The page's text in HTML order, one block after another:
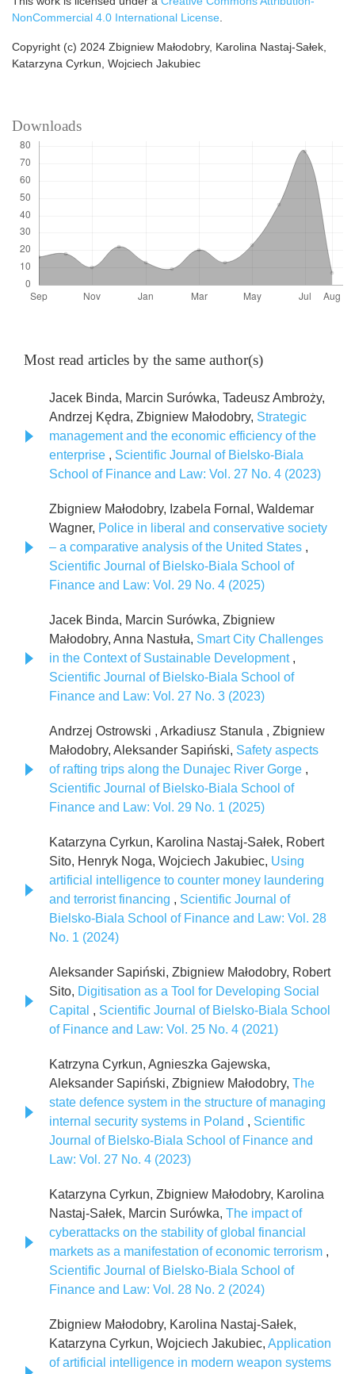
NonCommercial 4.0 International License.
Copyright (c) 2024 Zbigniew Małodobry, Karolina Nastaj-Sałek,
Katarzyna Cyrkun, Wojciech Jakubiec
Downloads
Most read articles by the same author(s)
Jacek Binda, Marcin Surówka, Tadeusz Ambroży,
Andrzej Kędra, Zbigniew Małodobry, Strategic
management and the economic efficiency of the
enterprise , Scientific Journal of Bielsko-Biala
School of Finance and Law: Vol. 27 No. 4 (2023)
Zbigniew Małodobry, Izabela Fornal, Waldemar
Wagner, Police in liberal and conservative society
– a comparative analysis of the United States ,
Scientific Journal of Bielsko-Biala School of
Finance and Law: Vol. 29 No. 4 (2025)
Jacek Binda, Marcin Surówka, Zbigniew
Małodobry, Anna Nastuła, Smart City Challenges
in the Context of Sustainable Development ,
Scientific Journal of Bielsko-Biala School of
Finance and Law: Vol. 27 No. 3 (2023)
Andrzej Ostrowski , Arkadiusz Stanula , Zbigniew
Małodobry, Aleksander Sapiński, Safety aspects
of rafting trips along the Dunajec River Gorge ,
Scientific Journal of Bielsko-Biala School of
Finance and Law: Vol. 29 No. 1 (2025)
Katarzyna Cyrkun, Karolina Nastaj-Sałek, Robert
Sito, Henryk Noga, Wojciech Jakubiec, Using
artificial intelligence to counter money laundering
and terrorist financing , Scientific Journal of
Bielsko-Biala School of Finance and Law: Vol. 28
No. 1 (2024)
Aleksander Sapiński, Zbigniew Małodobry, Robert
Sito, Digitisation as a Tool for Developing Social
Capital , Scientific Journal of Bielsko-Biala School
of Finance and Law: Vol. 25 No. 4 (2021)
Katrzyna Cyrkun, Agnieszka Gajewska,
Aleksander Sapiński, Zbigniew Małodobry, The
state defence system in the structure of managing
internal security systems in Poland , Scientific
Journal of Bielsko-Biala School of Finance and
Law: Vol. 27 No. 4 (2023)
Katarzyna Cyrkun, Zbigniew Małodobry, Karolina
Nastaj-Sałek, Marcin Surówka, The impact of
cyberattacks on the stability of global financial
markets as a manifestation of economic terrorism ,
Scientific Journal of Bielsko-Biala School of
Finance and Law: Vol. 28 No. 2 (2024)
Zbigniew Małodobry, Karolina Nastaj-Sałek,
Katarzyna Cyrkun, Wojciech Jakubiec, Application
of artificial intelligence in modern weapon systems